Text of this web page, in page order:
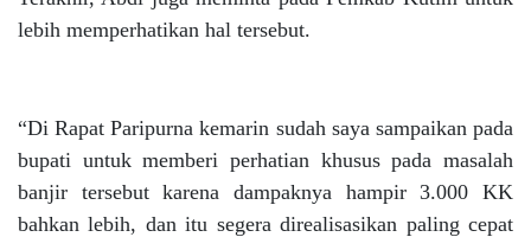
lebih memperhatikan hal tersebut.
“Di Rapat Paripurna kemarin sudah saya sampaikan pada
bupati untuk memberi perhatian khusus pada masalah
banjir tersebut karena dampaknya hampir 3.000 KK
bahkan lebih, dan itu segera direalisasikan paling cepat